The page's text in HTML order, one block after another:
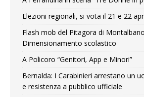
Elezioni regionali, si vota il 21 e 22
Flash mob del Pitagora di
Dimensionamento scolastico
A Policoro “Genitori, App e Minori”
Bernalda: I Carabinieri arrestano un
e resistenza a pubblico ufficiale